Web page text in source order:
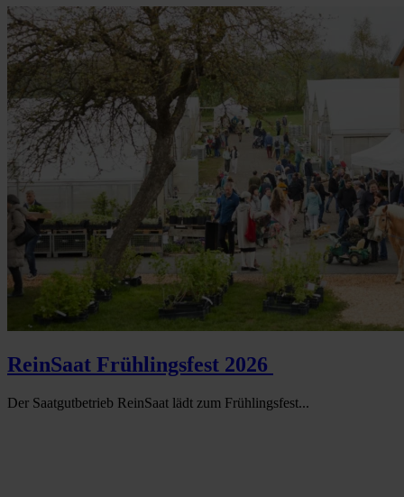
ReinSaat Frühlingsfest 2026
Der Saatgutbetrieb ReinSaat lädt zum Frühlingsfest...